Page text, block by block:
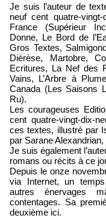
Je suis l’auteur de
neuf cent quatre-
France (Supérieur
Donne, Le Bord de
Gros Textes,
Diérèse, Martobre,
Ecritures, La Nef des
Vains, L’Arbre à
Canada (Les Saisons
Ru).
Les courageuses
cent quatre-vingt-dix-
ces textes, illustré par
par Sarane
Je suis également
romans ou récits à ce
Depuis le onze
via Internet, un
autres énervages
contentages. Sa
deuxième ici.